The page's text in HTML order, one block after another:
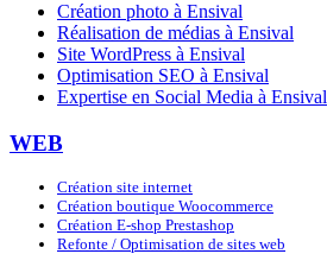
Création photo à Ensival
Réalisation de médias à Ensival
Site WordPress à Ensival
Optimisation SEO à Ensival
Expertise en Social Media à Ensival
WEB
Création site internet
Création boutique Woocommerce
Création E-shop Prestashop
Refonte / Optimisation de sites web